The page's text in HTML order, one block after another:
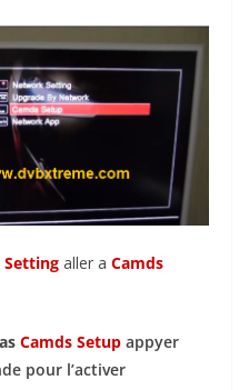
Setting aller a Camds
Camds Setup appyer
pour l’activer